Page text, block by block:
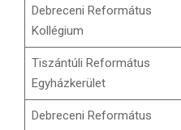
Debreceni Református
Kollégium
Tiszántúli Református
Egyházkerület
Debreceni Református